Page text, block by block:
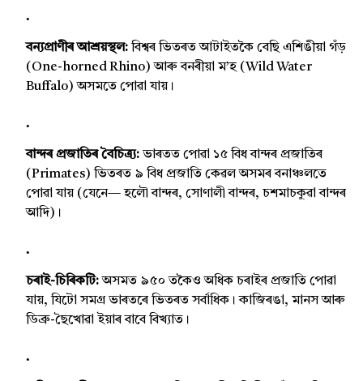
বন্যপ্ৰাণীৰ আশ্ৰয়স্থল:বিশ্বৰ ভিতৰত আটাইতকৈ বেছি এশিঙীয়া গঁড়
(One-horned Rhino) আৰু বনৰীয়া ম’হ (Wild Water
Buffalo) অসমতে পোৱা যায়।
বান্দৰ প্ৰজাতিৰ বৈচিত্ৰ্য:ভাৰতত পোৱা ১৫ বিধ বান্দৰ প্ৰজাতিৰ
(Primates) ভিতৰত ৯ বিধ প্ৰজাতি কেৱল অসমৰ বনাঞ্চলতে
পোৱা যায় (যেনে— হলৌ বান্দৰ, সোণালী বান্দৰ, চশমাচকুৱা বান্দৰ
আদি)।
চৰাই-চিৰিকটি:অসমত ৯৫০ তকৈও অধিক চৰাইৰ প্ৰজাতি পোৱা
যায়, যিটো সমগ্ৰ ভাৰতৰে ভিতৰত সৰ্বাধিক। কাজিৰঙা, মানস আৰু
ডিব্ৰু-ছৈখোৱা ইয়াৰ বাবে বিখ্যাত।